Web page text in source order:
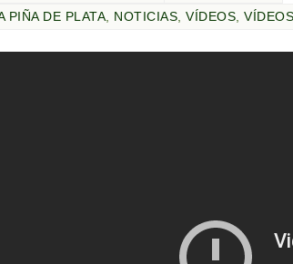
PIÑA DE PLATA, NOTICIAS, VÍDEOS,